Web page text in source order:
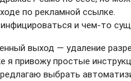
по рекламной ссылке.
и чем-то
выход — удаление
я привожу простые
выбрать